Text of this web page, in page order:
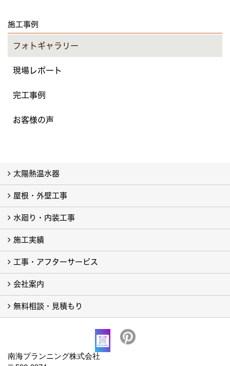
施工事例
フォトギャラリー
現場レポート
完工事例
お客様の声
太陽熱温水器
太陽熱温水器（ソーラー）のメンテナンス・修理について
取り外し・撤去・新規取り付け
太陽熱温水器（ソーラー）について
屋根・外壁工事
屋根リフォーム工事
塗装リフォーム工事
水廻り・内装工事
浴室リフォーム
内装リフォーム (2)
オール電化リフォーム
ガス給湯器
石油給湯器（ボイラー）
太陽光発電
太陽光発電点検
イオニアミストPRO
イオニアミストPROのよくあるご質問
施工実績
フォトギャラリー
現場レポート
完工事例
工事・アフターサービス
工事の流れ
アフターサービス
対応エリア
会社案内
会社概要
アクセス
求人情報
協力会社募集
社会活動
プライバシーポリシー
無料相談・見積もり
南海プランニング株式会社